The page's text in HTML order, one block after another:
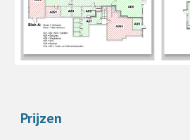
Prijzen